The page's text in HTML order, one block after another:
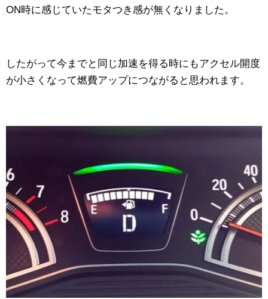
ON時に感じていたモタつき感が無くなりました。
したがって今までと同じ加速を得る時にもアクセル開度
が小さくなって燃費アップにつながると思われます。